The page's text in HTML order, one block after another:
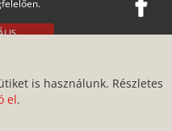
is használunk. Részletes
el.